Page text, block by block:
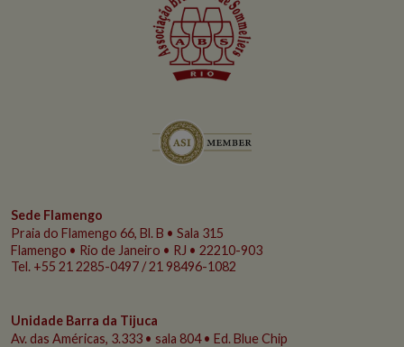
Sede Flamengo
Praia do Flamengo 66, Bl. B • Sala 315
Flamengo • Rio de Janeiro • RJ • 22210-903
Tel. +55 21 2285-0497 / 21 98496-1082
Unidade Barra da Tijuca
Av. das Américas, 3.333 • sala 804 • Ed. Blue Chip